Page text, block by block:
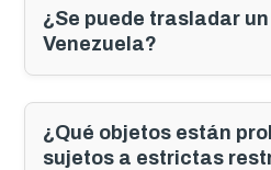
¿Se puede trasladar
Venezuela?
¿Qué objetos están
sujetos a estrictas